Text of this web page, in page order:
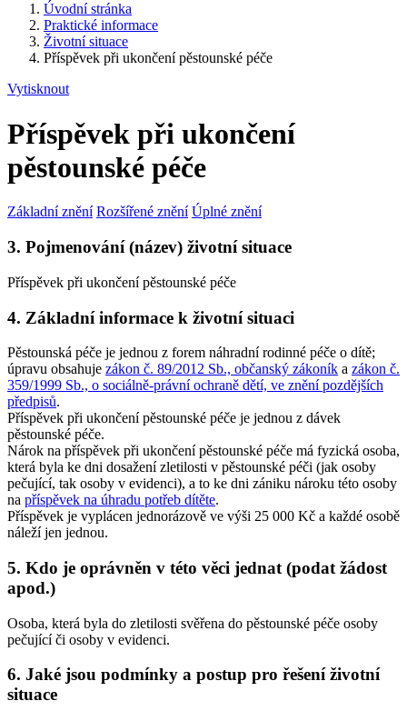
Úvodní stránka
Praktické informace
Životní situace
Příspěvek při ukončení pěstounské péče
Vytisknout
Příspěvek při ukončení
pěstounské péče
Základní znění Rozšířené znění Úplné znění
3. Pojmenování (název) životní situace
Příspěvek při ukončení pěstounské péče
4. Základní informace k životní situaci
Pěstounská péče je jednou z forem náhradní rodinné péče o dítě;
úpravu obsahuje zákon č. 89/2012 Sb., občanský zákoník a zákon č.
359/1999 Sb., o sociálně-právní ochraně dětí, ve znění pozdějších
předpisů.
Příspěvek při ukončení pěstounské péče je jednou z dávek
pěstounské péče.
Nárok na příspěvek při ukončení pěstounské péče má fyzická osoba,
která byla ke dni dosažení zletilosti v pěstounské péči (jak osoby
pečující, tak osoby v evidenci), a to ke dni zániku nároku této osoby
na příspěvek na úhradu potřeb dítěte.
Příspěvek je vyplácen jednorázově ve výši 25 000 Kč a každé osobě
náleží jen jednou.
5. Kdo je oprávněn v této věci jednat (podat žádost
apod.)
Osoba, která byla do zletilosti svěřena do pěstounské péče osoby
pečující či osoby v evidenci.
6. Jaké jsou podmínky a postup pro řešení životní
situace